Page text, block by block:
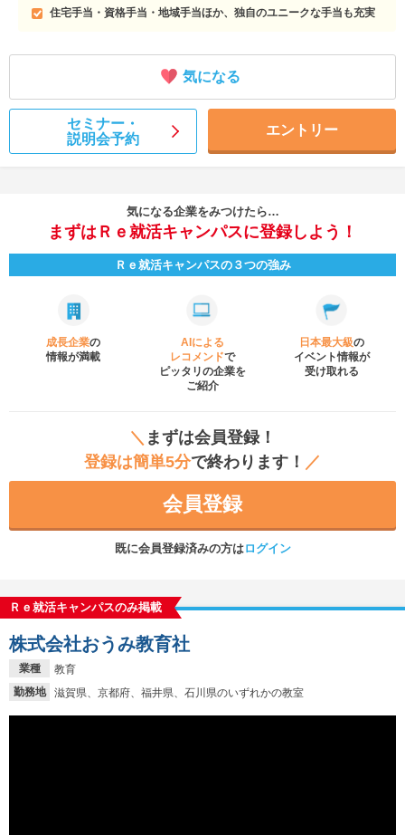
住宅手当・資格手当・地域手当ほか、独自のユニークな手当も充実
気になる
セミナー・
説明会予約
エントリー
気になる企業をみつけたら…
まずはＲｅ就活キャンパスに登録しよう！
Ｒｅ就活キャンパスの３つの強み
成長企業の
情報が満載
AIによる
レコメンドで
ピッタリの企業を
ご紹介
日本最大級の
イベント情報が
受け取れる
＼ まずは会員登録！
登録は簡単5分で終わります！ ／
会員登録
既に会員登録済みの方はログイン
Ｒｅ就活キャンパスのみ掲載
業種
教育
勤務地
滋賀県、京都府、福井県、石川県のいずれかの教室
株式会社おうみ教育社